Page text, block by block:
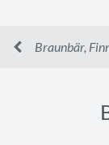
Braunbär,